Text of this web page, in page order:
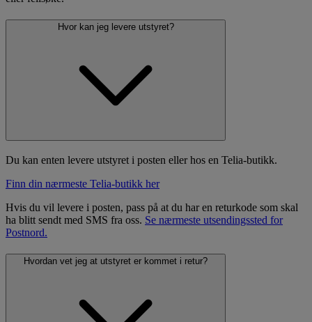
Hvor kan jeg levere utstyret?
Du kan enten levere utstyret i posten eller hos en Telia-butikk.
Finn din nærmeste Telia-butikk her
Hvis du vil levere i posten, pass på at du har en returkode som skal
ha blitt sendt med SMS fra oss. Se nærmeste utsendingssted for
Postnord.
Hvordan vet jeg at utstyret er kommet i retur?